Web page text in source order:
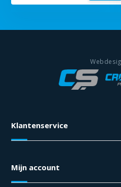
Klantenservice
Mijn account